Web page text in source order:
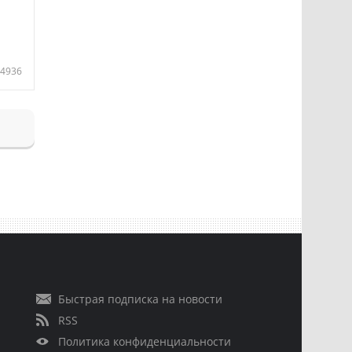
4936
Быстрая подписка на новости
RSS
Политика конфиденциальности